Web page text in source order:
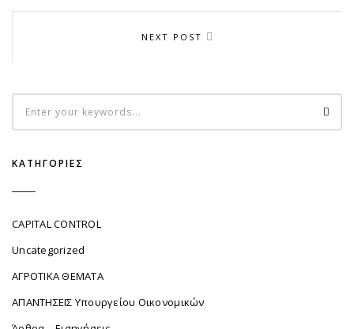
NEXT POST
ΚΑΤΗΓΟΡΊΕΣ
CAPITAL CONTROL
Uncategorized
ΑΓΡΟΤΙΚΑ ΘΕΜΑΤΑ
ΑΠΑΝΤΗΣΕΙΣ Υπουργείου Οικονομικών